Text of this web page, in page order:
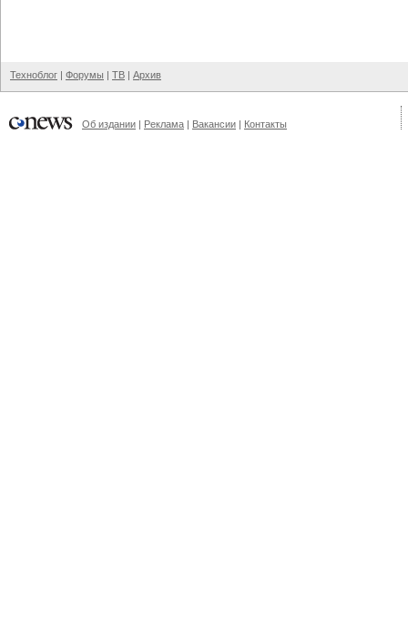
Техноблог | Форумы | ТВ | Архив
Об издании | Реклама | Вакансии | Контакты